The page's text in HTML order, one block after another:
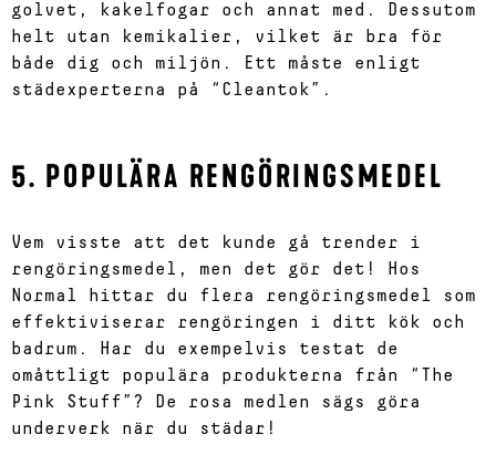
golvet, kakelfogar och annat med. Dessutom
helt utan kemikalier, vilket är bra för
både dig och miljön. Ett måste enligt
städexperterna på “Cleantok”.
5. POPULÄRA RENGÖRINGSMEDEL
Vem visste att det kunde gå trender i
rengöringsmedel, men det gör det! Hos
Normal hittar du flera rengöringsmedel som
effektiviserar rengöringen i ditt kök och
badrum. Har du exempelvis testat de
omåttligt populära produkterna från “The
Pink Stuff”? De rosa medlen sägs göra
underverk när du städar!